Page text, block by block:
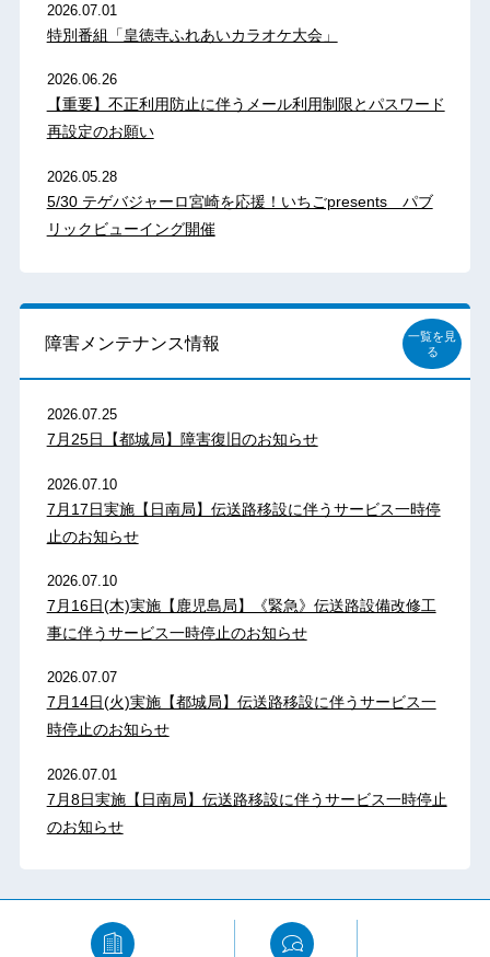
2026.07.01
特別番組「皇徳寺ふれあいカラオケ大会」
2026.06.26
【重要】不正利用防止に伴うメール利用制限とパスワード
再設定のお願い
2026.05.28
5/30 テゲバジャーロ宮崎を応援！いちごpresents パブ
リックビューイング開催
障害メンテナンス情報
一覧を見
る
2026.07.25
7月25日【都城局】障害復旧のお知らせ
2026.07.10
7月17日実施【日南局】伝送路移設に伴うサービス一時停
止のお知らせ
2026.07.10
7月16日(木)実施【鹿児島局】《緊急》伝送路設備改修工
事に伴うサービス一時停止のお知らせ
2026.07.07
7月14日(火)実施【都城局】伝送路移設に伴うサービス一
時停止のお知らせ
2026.07.01
7月8日実施【日南局】伝送路移設に伴うサービス一時停止
のお知らせ